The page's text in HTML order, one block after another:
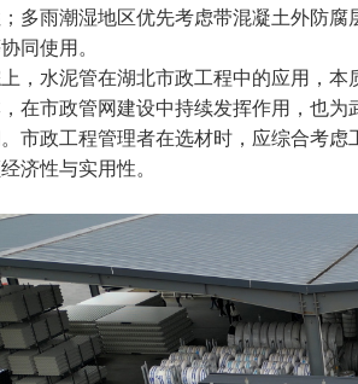
多雨潮湿地区优先考虑带混凝土外防
同使用。
，水泥管在湖北市政工程中的应用，
在市政管网建设中持续发挥作用，也
市政工程管理者在选材时，应综合考
济性与实用性。